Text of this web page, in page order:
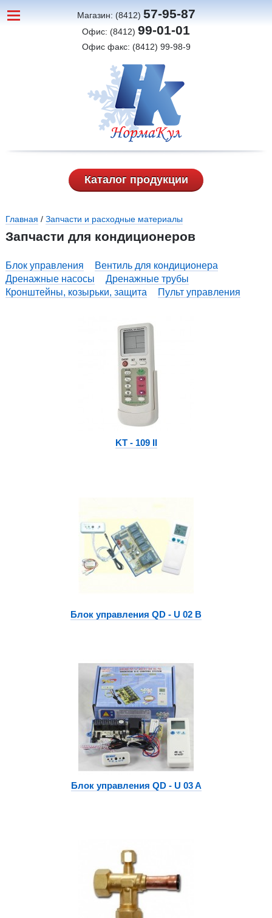
Магазин: (8412) 57-95-87
Офис: (8412) 99-01-01
Офис факс: (8412) 99-98-9
Каталог продукции
Вы здесь
Главная / Запчасти и расходные материалы
Запчасти для кондиционеров
Блок управления
Вентиль для кондиционера
Дренажные насосы
Дренажные трубы
Кронштейны, козырьки, защита
Пульт управления
KT - 109 II
Блок управления QD - U 02 B
Блок управления QD - U 03 A